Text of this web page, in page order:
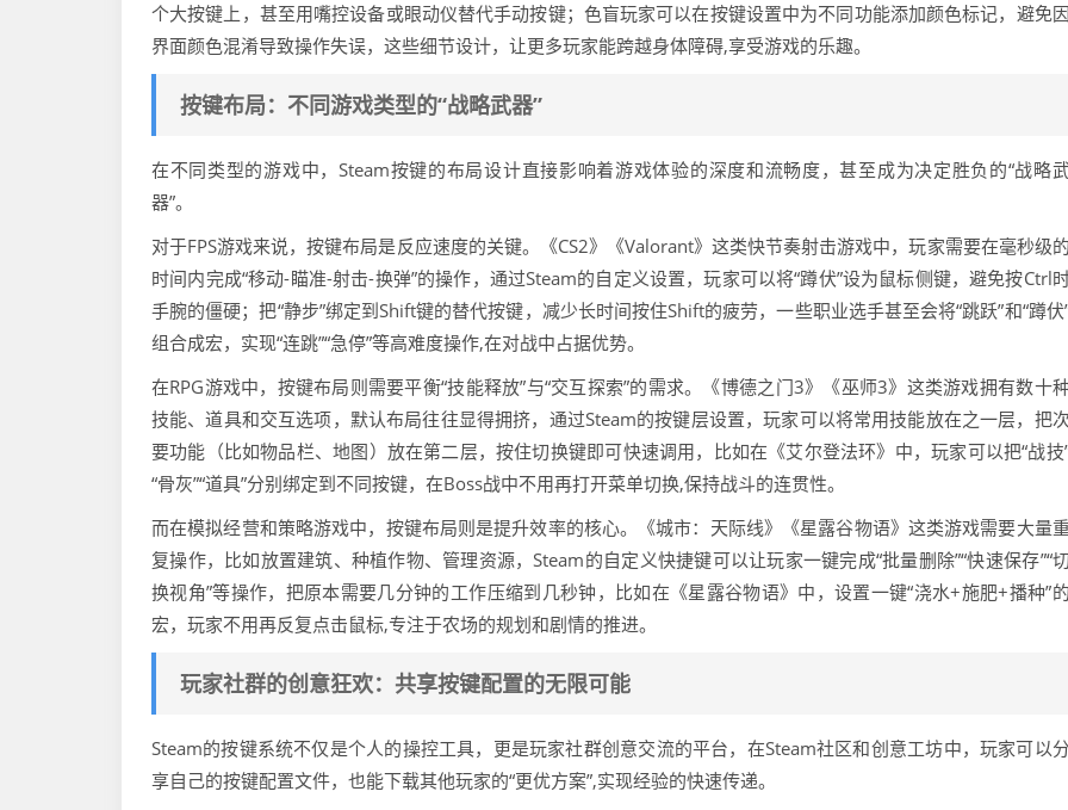
个大按键上，甚至用嘴控设备或眼动仪替代手动按键；色盲玩家可以在按键设置中为不同功能添加颜色标记，避免因
界面颜色混淆导致操作失误，这些细节设计，让更多玩家能跨越身体障碍,享受游戏的乐趣。
按键布局：不同游戏类型的“战略武器”
在不同类型的游戏中，Steam按键的布局设计直接影响着游戏体验的深度和流畅度，甚至成为决定胜负的“战略
器”。
对于FPS游戏来说，按键布局是反应速度的关键。《CS2》《Valorant》这类快节奏射击游戏中，玩家需要在毫秒级的
时间内完成“移动-瞄准-射击-换弹”的操作，通过Steam的自定义设置，玩家可以将“蹲伏”设为鼠标侧键，避免按Ctrl
手腕的僵硬；把“静步”绑定到Shift键的替代按键，减少长时间按住Shift的疲劳，一些职业选手甚至会将“跳跃”和“蹲伏
组合成宏，实现“连跳”“急停”等高难度操作,在对战中占据优势。
在RPG游戏中，按键布局则需要平衡“技能释放”与“交互探索”的需求。《博德之门3》《巫师3》这类游戏拥有数十种
技能、道具和交互选项，默认布局往往显得拥挤，通过Steam的按键层设置，玩家可以将常用技能放在之一层，把次
要功能（比如物品栏、地图）放在第二层，按住切换键即可快速调用，比如在《艾尔登法环》中，玩家可以把“战技
“骨灰”“道具”分别绑定到不同按键，在Boss战中不用再打开菜单切换,保持战斗的连贯性。
而在模拟经营和策略游戏中，按键布局则是提升效率的核心。《城市：天际线》《星露谷物语》这类游戏需要大量
复操作，比如放置建筑、种植作物、管理资源，Steam的自定义快捷键可以让玩家一键完成“批量删除”“快速保存”“切
换视角”等操作，把原本需要几分钟的工作压缩到几秒钟，比如在《星露谷物语》中，设置一键“浇水+施肥+播种”的
宏，玩家不用再反复点击鼠标,专注于农场的规划和剧情的推进。
玩家社群的创意狂欢：共享按键配置的无限可能
Steam的按键系统不仅是个人的操控工具，更是玩家社群创意交流的平台，在Steam社区和创意工坊中，玩家可以分
享自己的按键配置文件，也能下载其他玩家的“更优方案”,实现经验的快速传递。